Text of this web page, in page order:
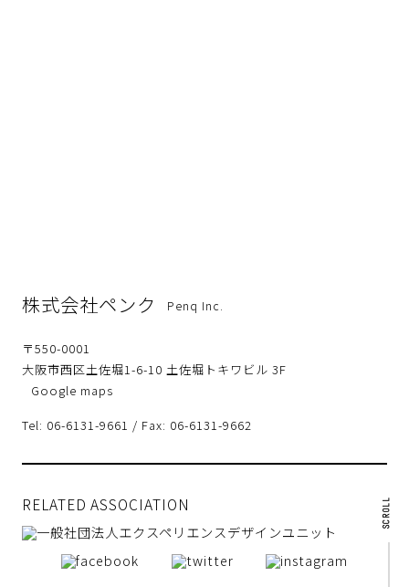
SCROLL
株式会社ペンク Penq Inc.
〒550-0001
大阪市西区土佐堀1-6-10 土佐堀トキワビル 3F
Google maps
Tel: 06-6131-9661 / Fax: 06-6131-9662
RELATED ASSOCIATION